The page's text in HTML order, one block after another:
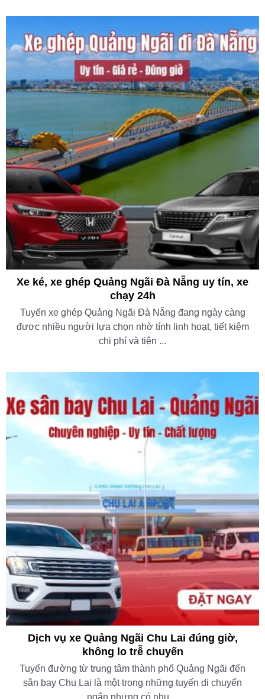
Xe ké, xe ghép Quảng Ngãi Đà Nẵng uy tín, xe
chạy 24h
Tuyến xe ghép Quảng Ngãi Đà Nẵng đang ngày càng
được nhiều người lựa chọn nhờ tính linh hoạt, tiết kiệm
chi phí và tiện ...
Dịch vụ xe Quảng Ngãi Chu Lai đúng giờ,
không lo trễ chuyến
Tuyến đường từ trung tâm thành phố Quảng Ngãi đến
sân bay Chu Lai là một trong những tuyến di chuyển
ngắn nhưng có nhu ...